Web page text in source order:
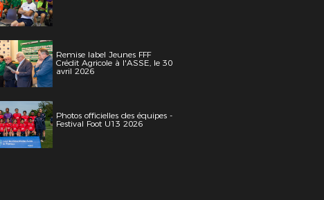
Remise label Jeunes FFF
Crédit Agricole à l'ASSE, le 30
avril 2026
Photos officielles des équipes -
Festival Foot U13 2026